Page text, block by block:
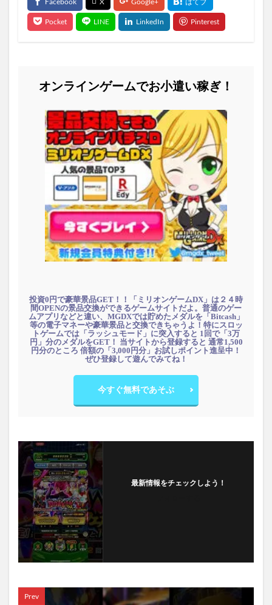
オンラインゲームでお小遣い稼ぎ！
投資0円で豪華景品GET！！「ミリオンゲームDX」は２４時
間OPENの景品交換ができるゲームサイトだよ。普通のゲー
ムアプリなどと違い、MGDXでは貯めたメダルを「Bitcash」
等の電子マネーや豪華景品と交換できちゃうよ！特にスロッ
トゲームでは「ラッシュモード」に突入すると 1回で「3万
円」分のメダルをGET！ 当サイトから登録すると 通常1,500
円分のところ 倍額の「3,000円分」お試しポイント進呈中！
ぜひ登録して遊んでみてね！
今すぐ無料であそぶ
最新情報をチェックしよう！
Prev